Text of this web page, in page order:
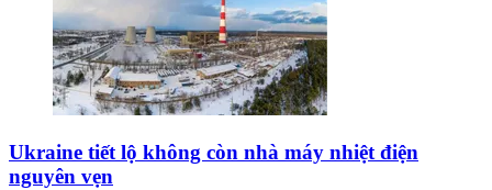
Ukraine tiết lộ không còn nhà máy nhiệt điện
nguyên vẹn